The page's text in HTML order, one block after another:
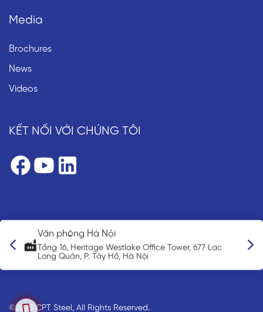
Media
Brochures
News
Videos
KẾT NỐI VỚI CHÚNG TÔI
Văn phòng Hà Nội
Tầng 16, Heritage Westlake Office Tower, 677 Lạc
Long Quân, P. Tây Hồ, Hà Nội
©2025 CPT Steel, All Rights Reserved.